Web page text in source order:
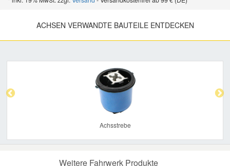
ACHSEN VERWANDTE BAUTEILE ENTDECKEN
Achsstrebe
Weitere Fahrwerk Produkte